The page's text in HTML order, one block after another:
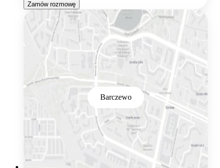
Zamów rozmowę
Barczewo